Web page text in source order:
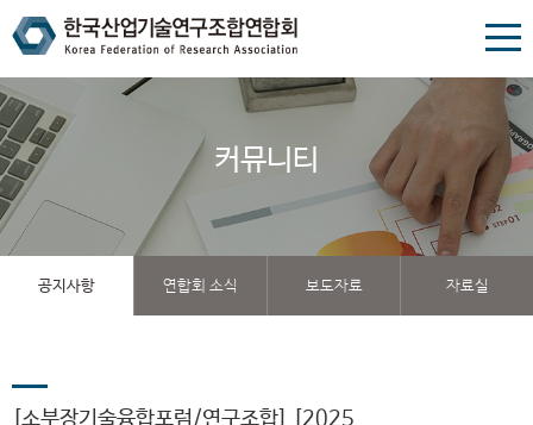
커뮤니티
공지사항 연합회 소식 보도자료 자료실
[소부장기술융합포럼/연구조합] [2025